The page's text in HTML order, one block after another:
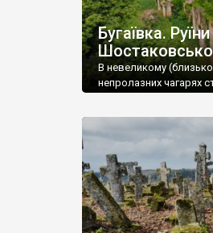
Бугаївка.
В невеликому (близько
непролазних чагарях
потім клуб, ще
століття тут
палацу виїхала